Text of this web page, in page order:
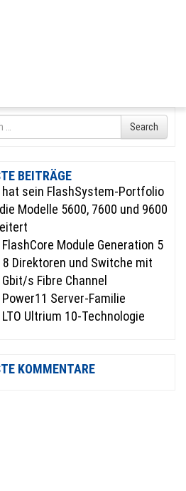
Search
BEITRÄGE
hat sein FlashSystem-Portfolio
Modelle 5600, 7600 und 9600
FlashCore Module Generation 5
8 Direktoren und Switche mit
s Fibre Channel
Power11 Server-Familie
LTO Ultrium 10-Technologie
KOMMENTARE